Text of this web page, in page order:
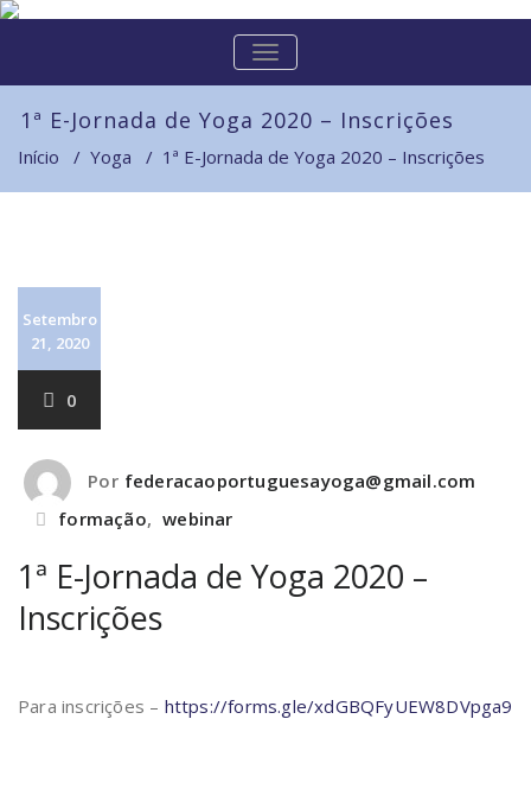
Skip
ALTERNAR
A
NAVEGAÇÃO
1ª E-Jornada de Yoga 2020 – Inscrições
Início / Yoga / 1ª E-Jornada de Yoga 2020 – Inscrições
Setembro
21, 2020
0
Por federacaoportuguesayoga@gmail.com
formação, webinar
1ª E-Jornada de Yoga 2020 –
Inscrições
Para inscrições – https://forms.gle/xdGBQFyUEW8DVpga9